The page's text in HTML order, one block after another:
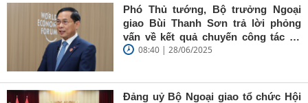
Phó Thủ tướng, Bộ trưởng Ngoại
giao Bùi Thanh Sơn trả lời phỏng
vấn về kết quả chuyến công tác tại
Trung Quốc của Thủ tướng Chính
08:40 | 28/06/2025
Đảng uỷ Bộ Ngoại giao tổ chức Hội